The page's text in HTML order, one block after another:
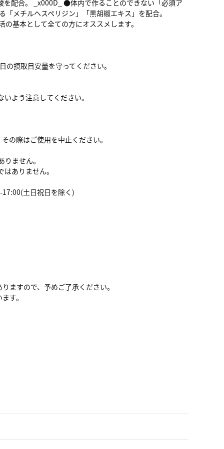
配合。 _x000D_ ●体内で作ることのできない「必須ア
メチルヘスペリジン」「黒胡椒エキス」を配合。
基本として全ての方にオススメします。
摂取目安量を守ってください。
よう注意してください。
の際はご使用を中止ください。
ません。
ありません。
土日祝日を除く)
ますので、予めご了承ください。
す。